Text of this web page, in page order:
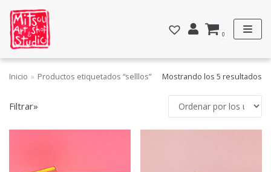
Saltar
al
contenido
0
FILTRAR POR PRECIO
—30€
Inicio » Productos etiquetados “selllos” Mostrando los 5 resultados
Filtrar»